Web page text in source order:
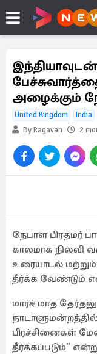
அழைக்கும்
United Kingdom India
By Ragavan
2
நேபாள பிரதமர்
காலமாக நிலவி
உரையாடல்
தீர்க்க வேண்டும்
மார்ச் மாத
பிரச்சினைகள்
தீர்க்கப்படும்”